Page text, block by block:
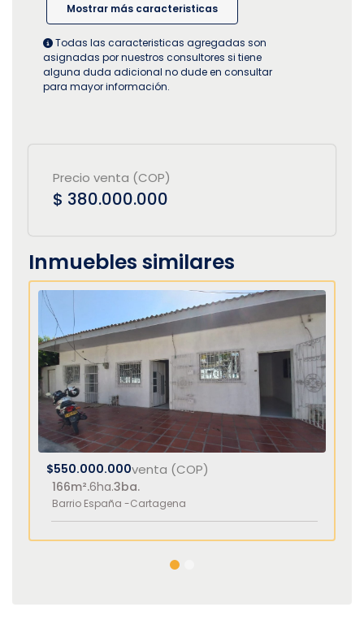
Mostrar más caracteristicas
Todas las caracteristicas agregadas son
asignadas por nuestros consultores si tiene
alguna duda adicional no dude en consultar
para mayor información.
Precio venta (COP)
$ 380.000.000
Inmuebles similares
venta (COP)
$550.000.000
166m².6ha.3ba.
Barrio España -Cartagena